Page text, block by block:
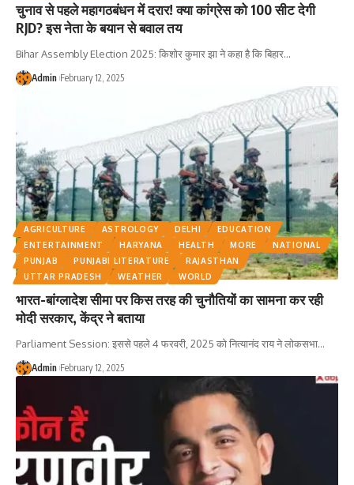
चुनाव से पहले महागठबंधन में दरार! क्या कांग्रेस को 100 सीट देगी
RJD? इस नेता के बयान से बवाल तय
Bihar Assembly Election 2025: किशोर कुमार झा ने कहा है कि बिहार…
Admin February 12, 2025
AGRICULTURE ASTROLOGY DELHI
EDUCATION
ENTERTAINMENT
HARYANA HEALTH MORE
NATIONAL
PUNJAB
PUNJABI LITERATURE
RAJASTHAN
UTTAR PRADESH
WEATHER WORLD
भारत-बांग्लादेश सीमा पर किस तरह की चुनौतियों का सामना कर रही
मोदी सरकार, केंद्र ने बताया
Parliament Session: इससे पहले 4 फरवरी, 2025 को नित्यानंद राय ने लोकसभा…
Admin February 12, 2025